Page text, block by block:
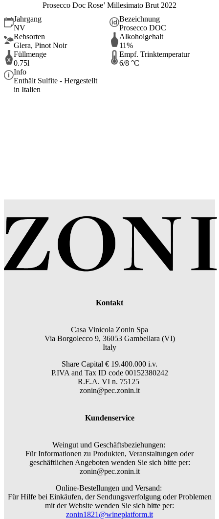
Prosecco Doc Rose’ Millesimato Brut 2022
Jahrgang
NV
Bezeichnung
Prosecco DOC
Rebsorten
Glera, Pinot Noir
Alkoholgehalt
11%
Füllmenge
0.75l
Empf. Trinktemperatur
6/8 °C
Info
Enthält Sulfite - Hergestellt
in Italien
Kontakt
Casa Vinicola Zonin Spa
Via Borgolecco 9, 36053 Gambellara (VI)
Italy
Share Capital € 19.400.000 i.v.
P.IVA and Tax ID code 00152380242
R.E.A. VI n. 75125
zonin@pec.zonin.it
Kundenservice
Weingut und Geschäftsbeziehungen:
Für Informationen zu Produkten, Veranstaltungen oder
geschäftlichen Angeboten wenden Sie sich bitte per:
zonin@pec.zonin.it
Online-Bestellungen und Versand:
Für Hilfe bei Einkäufen, der Sendungsverfolgung oder Problemen
mit der Website wenden Sie sich bitte per:
zonin1821@wineplatform.it